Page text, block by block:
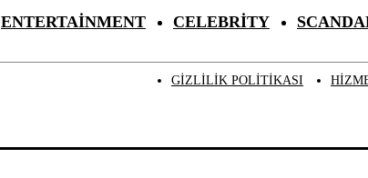
ENTERTAINMENT CELEBRITY
GIZLILIK POLITIKASI